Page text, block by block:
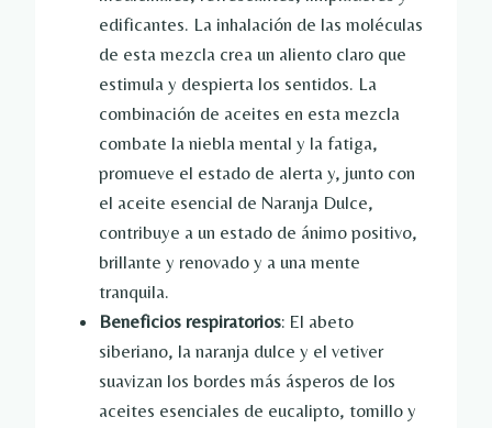
edificantes. La inhalación de las moléculas
de esta mezcla crea un aliento claro que
estimula y despierta los sentidos. La
combinación de aceites en esta mezcla
combate la niebla mental y la fatiga,
promueve el estado de alerta y, junto con
el aceite esencial de Naranja Dulce,
contribuye a un estado de ánimo positivo,
brillante y renovado y a una mente
tranquila.
Beneficios respiratorios: El abeto
siberiano, la naranja dulce y el vetiver
suavizan los bordes más ásperos de los
aceites esenciales de eucalipto, tomillo y